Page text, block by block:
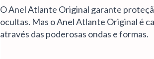
O Anel Atlante Original garante
ocultas. Mas o Anel Atlante Original é
através das poderosas ondas e formas.